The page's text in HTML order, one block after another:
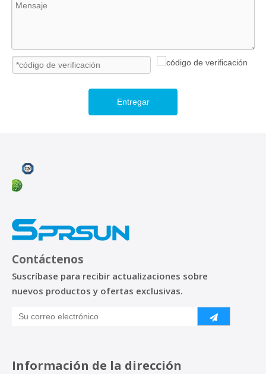
Entregar
Contáctenos
Suscríbase para recibir actualizaciones sobre
nuevos productos y ofertas exclusivas.
Información de la dirección